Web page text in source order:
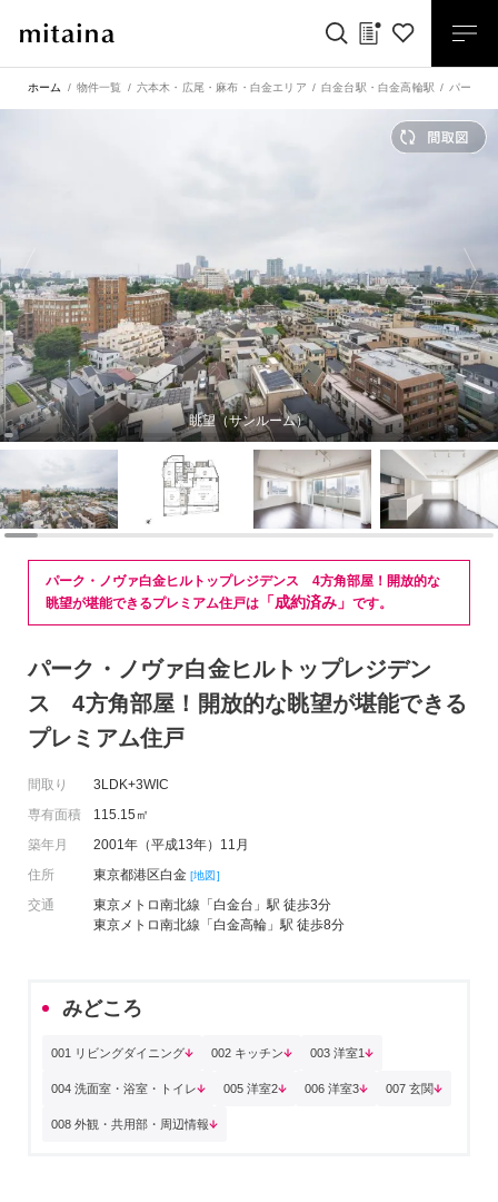
ホーム 物件一覧 六本木・広尾・麻布・白金エリア 白金台駅 ・白金高輪駅 パーク
眺望（サンルーム）
パーク・ノヴァ白金ヒルトップレジデンス 4方角部屋！開放的な
眺望が堪能できるプレミアム住戸は 「成約済み」 です。
パーク・ノヴァ白金ヒルトップレジデン
ス 4方角部屋！開放的な眺望が堪能できる
プレミアム住戸
間取り
3LDK+3WIC
専有面積
115.15㎡
築年月
2001年（平成13年）11月
住所
東京都港区白金 [地図]
交通
東京メトロ南北線「白金台」駅 徒歩3分
東京メトロ南北線「白金高輪」駅 徒歩8分
みどころ
001 リビングダイニング 002 キッチン 003 洋室1
004 洗面室・浴室・トイレ 005 洋室2 006 洋室3 007 玄関
008 外観・共用部・周辺情報